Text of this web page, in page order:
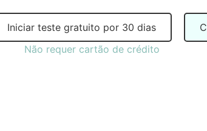
Iniciar teste gratuito por 30 dias
Não requer cartão de crédito